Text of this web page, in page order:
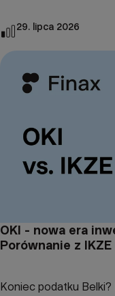
29. lipca 2026
OKI - nowa era
Porównanie z IKZE
Koniec podatku